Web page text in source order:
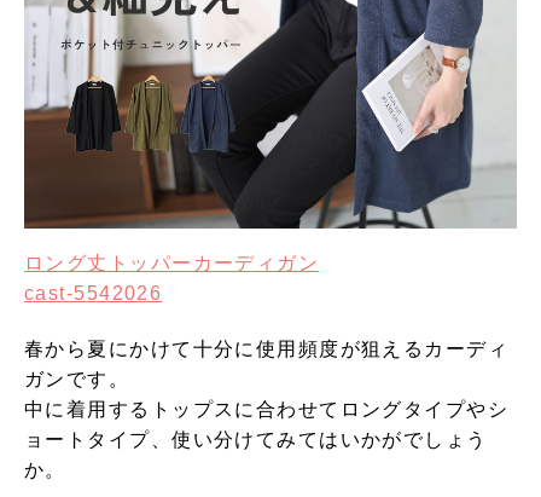
ロング丈トッパーカーディガン
cast-5542026
春から夏にかけて十分に使用頻度が狙えるカーディ
ガンです。
中に着用するトップスに合わせてロングタイプやシ
ョートタイプ、使い分けてみてはいかがでしょう
か。